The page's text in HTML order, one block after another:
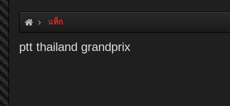
แท็ก
ptt thailand grandprix